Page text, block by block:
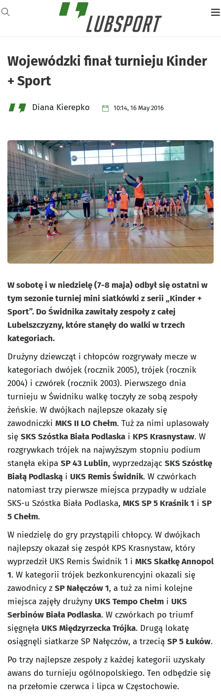
Wojewódzki finał turnieju Kinder
+ Sport
Diana Kierepko 10:14, 16 May 2016
W sobotę i w niedzielę (7-8 maja) odbył się ostatni w
tym sezonie turniej mini siatkówki z serii „Kinder +
Sport”. Do Świdnika zawitały zespoły z całej
Lubelszczyzny, które stanęły do walki w trzech
kategoriach.
Drużyny dziewcząt i chłopców rozgrywały mecze w
kategoriach dwójek (rocznik 2005), trójek (rocznik
2004) i czwórek (rocznik 2003). Pierwszego dnia
turnieju w Świdniku walkę toczyły ze sobą zespoły
żeńskie. W dwójkach najlepsze okazały się
zawodniczki MKS II LO Chełm. Tuż za nimi uplasowały
się SKS Szóstka Biała Podlaska i KPS Krasnystaw. W
rozgrywkach trójek na najwyższym stopniu podium
stanęła ekipa SP 43 Lublin, wyprzedzając SKS Szóstkę
Białą Podlaską i UKS Remis Świdnik. W czwórkach
natomiast trzy pierwsze miejsca przypadły w udziale
SKS-u Szóstka Biała Podlaska, MKS SP 5 Kraśnik 1 i SP
5 Chełm.
W niedzielę do gry przystąpili chłopcy. W dwójkach
najlepszy okazał się zespół KPS Krasnystaw, który
wyprzedził UKS Remis Świdnik 1 i MKS Skałkę Annopol
1. W kategorii trójek bezkonkurencyjni okazali się
zawodnicy z SP Nałęczów 1, a tuż za nimi kolejne
miejsca zajęły drużyny UKS Tempo Chełm i UKS
Serbinów Biała Podlaska. W czwórkach po triumf
sięgnęła UKS Międzyrzecka Trójka. Drugą lokatę
osiągnęli siatkarze SP Nałęczów, a trzecią SP 5 Łuków.
Po trzy najlepsze zespoły z każdej kategorii uzyskały
awans do turnieju ogólnopolskiego. Ten odbędzie się
na przełomie czerwca i lipca w Częstochowie.